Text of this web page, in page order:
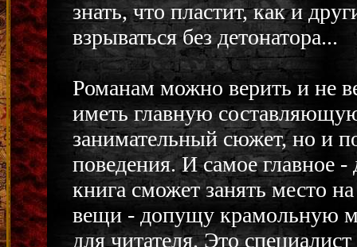
знать, что пластит, как и
взрываться без детонатора...
Романам можно верить и не
иметь главную
занимательный сюжет, но и
поведения. И самое главное
книга сможет занять место
вещи - допущу крамольную
для читателя. Это